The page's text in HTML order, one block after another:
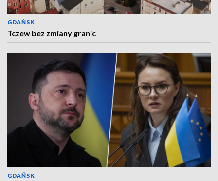
GDAŃSK
Tczew bez zmiany granic
GDAŃSK